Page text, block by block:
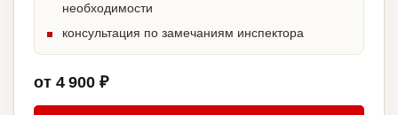
необходимости
консультация по замечаниям инспектора
от 4 900 ₽